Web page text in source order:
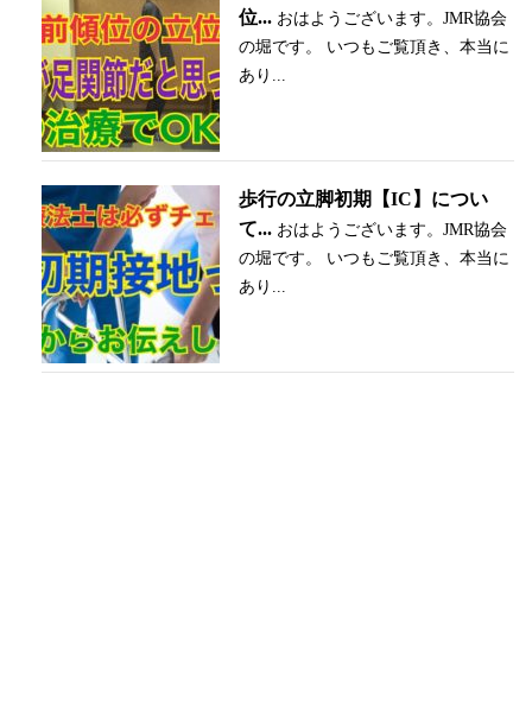
位... おはようございます。JMR協会
の堀です。 いつもご覧頂き、本当に
あり...
歩行の立脚初期【IC】につい
て... おはようございます。JMR協会
の堀です。 いつもご覧頂き、本当に
あり...